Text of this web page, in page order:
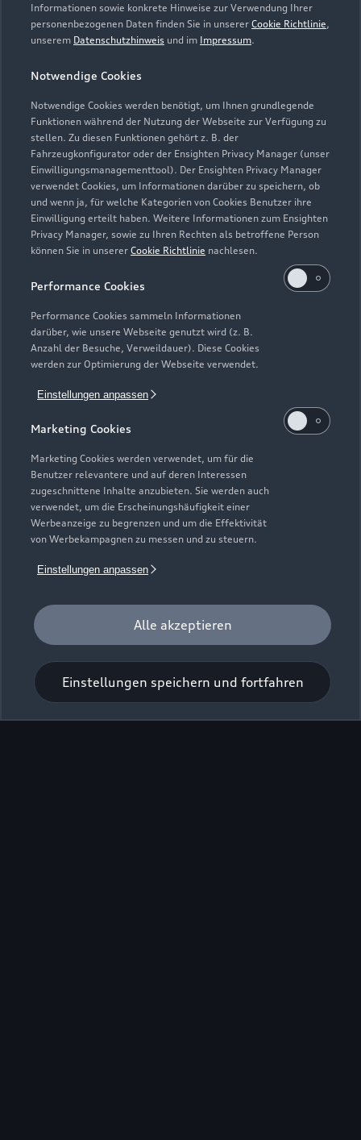
Informationen sowie konkrete Hinweise zur Verwendung Ihrer
personenbezogenen Daten finden Sie in unserer Cookie Richtlinie,
unserem Datenschutzhinweis und im Impressum.
Notwendige Cookies
Notwendige Cookies werden benötigt, um Ihnen grundlegende
Funktionen während der Nutzung der Webseite zur Verfügung zu
stellen. Zu diesen Funktionen gehört z. B. der
Fahrzeugkonfigurator oder der Ensighten Privacy Manager (unser
Einwilligungsmanagementtool). Der Ensighten Privacy Manager
verwendet Cookies, um Informationen darüber zu speichern, ob
und wenn ja, für welche Kategorien von Cookies Benutzer ihre
Einwilligung erteilt haben. Weitere Informationen zum Ensighten
Privacy Manager, sowie zu Ihren Rechten als betroffene Person
können Sie in unserer Cookie Richtlinie nachlesen.
Performance Cookies
Performance Cookies sammeln Informationen
darüber, wie unsere Webseite genutzt wird (z. B.
Anzahl der Besuche, Verweildauer). Diese Cookies
werden zur Optimierung der Webseite verwendet.
Einstellungen anpassen
Marketing Cookies
Marketing Cookies werden verwendet, um für die
Benutzer relevantere und auf deren Interessen
zugeschnittene Inhalte anzubieten. Sie werden auch
verwendet, um die Erscheinungshäufigkeit einer
Werbeanzeige zu begrenzen und um die Effektivität
von Werbekampagnen zu messen und zu steuern.
Einstellungen anpassen
Alle akzeptieren
Einstellungen speichern und fortfahren
Öffnungszeiten
Service
Geschlossen,öffnet amSamstag 08:00
Teile- & Zubehörverkauf
Geschlossen,öffnet amSamstag 08:00
Zur Inspektion